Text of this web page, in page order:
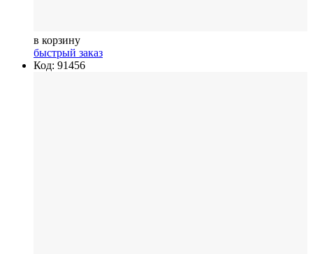
в корзину
быстрый заказ
Код: 91456